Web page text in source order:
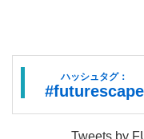
ハッシュタグ：
#futurescape
Tweets by